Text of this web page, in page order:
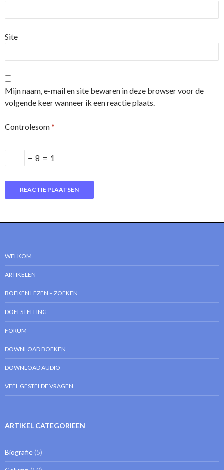
Site
Mijn naam, e-mail en site bewaren in deze browser voor de
volgende keer wanneer ik een reactie plaats.
Controlesom*
− 8 = 1
WELKOM
ARTIKELEN
BOEKEN LEZEN – ZOEKEN
DOELSTELLING
FORUM
DOWNLOAD BOEKEN
DOWNLOAD AUDIO
VEEL GESTELDE VRAGEN
ARTIKEL CATEGORIEEN
Biografie (5)